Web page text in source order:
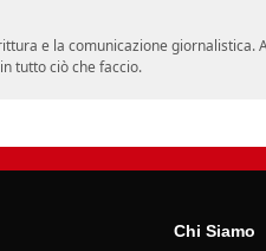
e la comunicazione giornalistica.
tutto ciò che faccio.
Chi Siamo